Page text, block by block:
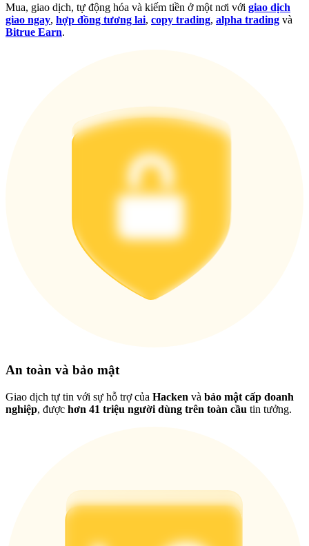
Mua, giao dịch, tự động hóa và kiếm tiền ở một nơi với giao dịch
giao ngay, hợp đồng tương lai, copy trading, alpha trading và
Bitrue Earn.
An toàn và bảo mật
Giao dịch tự tin với sự hỗ trợ của Hacken và bảo mật cấp doanh
nghiệp, được hơn 41 triệu người dùng trên toàn cầu tin tưởng.